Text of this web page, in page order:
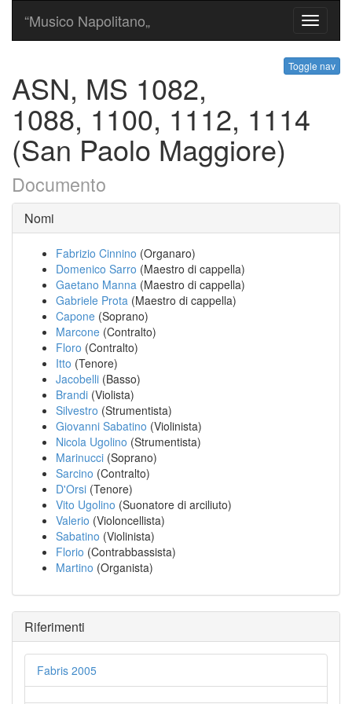
Toggle
“Musico Napolitano„
Toggle nav
ASN, MS 1082,
1088, 1100, 1112, 1114
(San Paolo Maggiore)
Documento
Nomi
Fabrizio Cinnino (Organaro)
Domenico Sarro (Maestro di cappella)
Gaetano Manna (Maestro di cappella)
Gabriele Prota (Maestro di cappella)
Capone (Soprano)
Marcone (Contralto)
Floro (Contralto)
Itto (Tenore)
Jacobelli (Basso)
Brandi (Violista)
Silvestro (Strumentista)
Giovanni Sabatino (Violinista)
Nicola Ugolino (Strumentista)
Marinucci (Soprano)
Sarcino (Contralto)
D'Orsi (Tenore)
Vito Ugolino (Suonatore di arciliuto)
Valerio (Violoncellista)
Sabatino (Violinista)
Florio (Contrabbassista)
Martino (Organista)
Riferimenti
Fabris 2005